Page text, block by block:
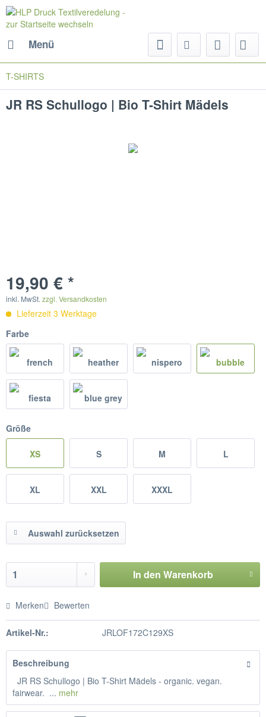
Menü
T-SHIRTS
JR RS Schullogo | Bio T-Shirt Mädels
19,90 € *
inkl. MwSt. zzgl. Versandkosten
Lieferzeit 3 Werktage
Farbe
Größe
XS S M L
XL XXL XXXL
Auswahl zurücksetzen
In den Warenkorb
Merken Bewerten
Artikel-Nr.: JRLOF172C129XS
Beschreibung
JR RS Schullogo | Bio T-Shirt Mädels - organic. vegan.
fairwear. ... mehr